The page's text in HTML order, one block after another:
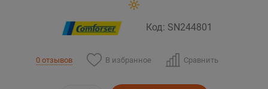
Код: SN244801
0 отзывов В избранное Сравнить